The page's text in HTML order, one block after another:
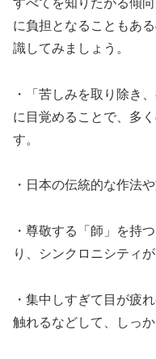
に負担となることもあ
識してみましょう。
・「苦しみを取り除き
に目覚めることで、多
す。
・日本の伝統的な作法
・尊敬する「師」を持
り、シンクロニシティ
・集中しすぎて目が疲
触れるなどして、しっ